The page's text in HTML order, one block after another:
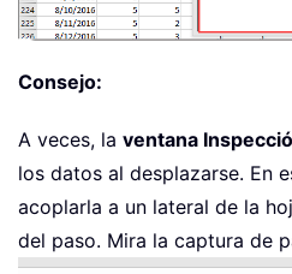
Consejo:
A veces, la ventana
los datos al desplazarse. En
acoplarla a un lateral de la
del paso. Mira la captura de